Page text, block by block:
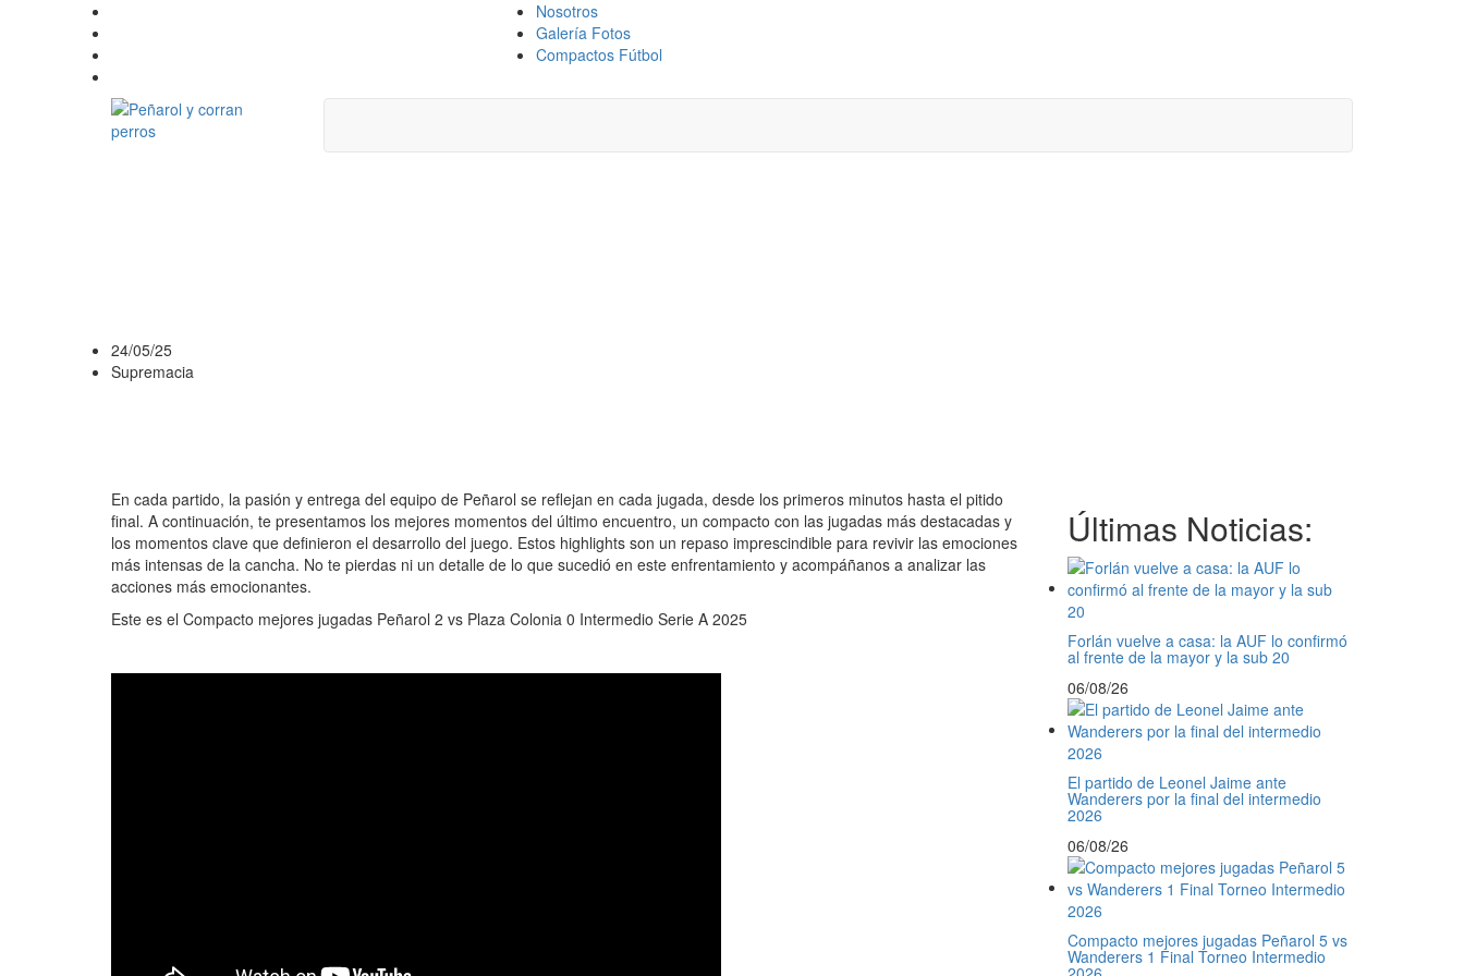
Nosotros
Galería Fotos
Compactos Fútbol
24/05/25
Supremacia
En cada partido, la pasión y entrega del equipo de Peñarol se reflejan en cada jugada, desde los primeros minutos hasta el pitido
final. A continuación, te presentamos los mejores momentos del último encuentro, un compacto con las jugadas más destacadas y
los momentos clave que definieron el desarrollo del juego. Estos highlights son un repaso imprescindible para revivir las emociones
más intensas de la cancha. No te pierdas ni un detalle de lo que sucedió en este enfrentamiento y acompáñanos a analizar las
acciones más emocionantes.
Este es el Compacto mejores jugadas Peñarol 2 vs Plaza Colonia 0 Intermedio Serie A 2025
Últimas Noticias:
Forlán vuelve a casa: la AUF lo confirmó
al frente de la mayor y la sub 20
06/08/26
El partido de Leonel Jaime ante
Wanderers por la final del intermedio
2026
06/08/26
Compacto mejores jugadas Peñarol 5 vs
Wanderers 1 Final Torneo Intermedio